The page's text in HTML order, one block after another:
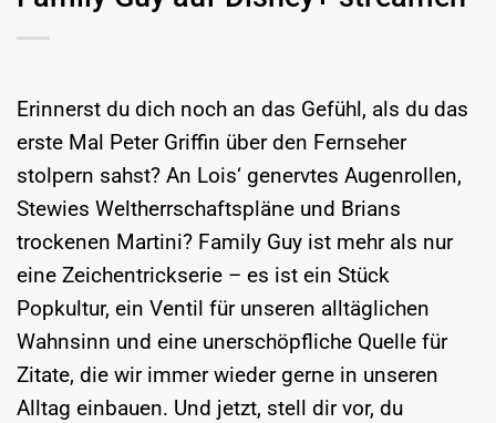
Erinnerst du dich noch an das Gefühl, als du das
erste Mal Peter Griffin über den Fernseher
stolpern sahst? An Lois‘ genervtes Augenrollen,
Stewies Weltherrschaftspläne und Brians
trockenen Martini? Family Guy ist mehr als nur
eine Zeichentrickserie – es ist ein Stück
Popkultur, ein Ventil für unseren alltäglichen
Wahnsinn und eine unerschöpfliche Quelle für
Zitate, die wir immer wieder gerne in unseren
Alltag einbauen. Und jetzt, stell dir vor, du